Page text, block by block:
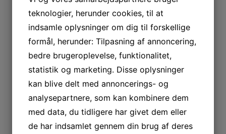
Natmad
Til velkomstdrinken eller kaffebordet
Buffet
Livet er for kort
teknologier, herunder cookies, til at
indsamle oplysninger om dig til forskellige
formål, herunder: Tilpasning af annoncering,
bedre brugeroplevelse, funktionalitet,
statistik og marketing. Disse oplysninger
kan blive delt med annoncerings- og
analysepartnere, som kan kombinere dem
med data, du tidligere har givet dem eller
de har indsamlet gennem din brug af deres